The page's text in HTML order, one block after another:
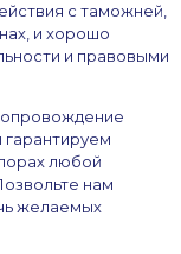
с таможней,
и хорошо
и правовыми
любой
нам
желаемых